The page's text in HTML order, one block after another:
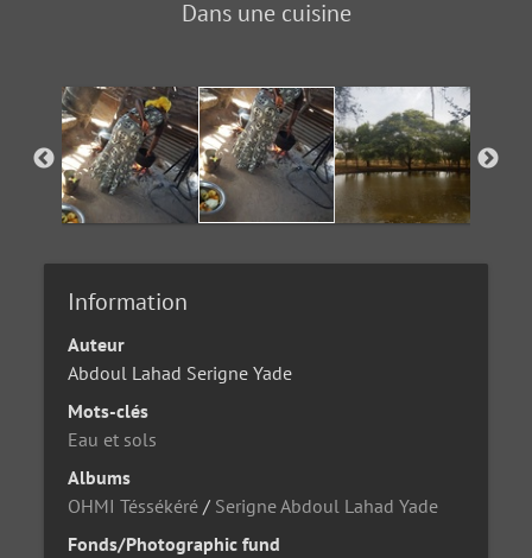
Dans une cuisine
Information
Auteur
Abdoul Lahad Serigne Yade
Mots-clés
Eau et sols
Albums
OHMI Téssékéré / Serigne Abdoul Lahad Yade
Fonds/Photographic fund